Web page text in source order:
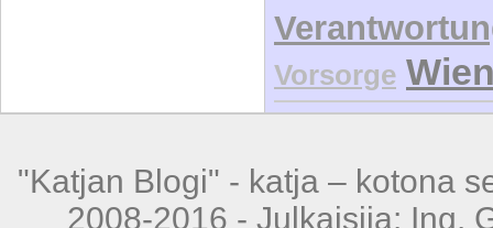
Vorsorge
"Katjan Blogi" - katja – kotona
2008-2016 - Julkaisija: Ing.